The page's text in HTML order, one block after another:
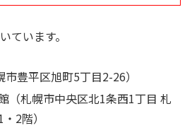
ています。
豊平区旭町5丁目2-26）
（札幌市中央区北1条西1丁目 札
2階）